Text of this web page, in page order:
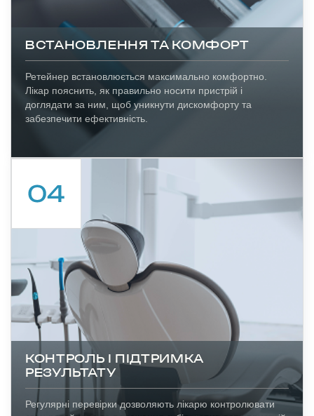
ВСТАНОВЛЕННЯ ТА КОМФОРТ
Ретейнер встановлюється максимально комфортно.
Лікар пояснить, як правильно носити пристрій і
доглядати за ним, щоб уникнути дискомфорту та
забезпечити ефективність.
КОНТРОЛЬ І ПІДТРИМКА
РЕЗУЛЬТАТУ
Регулярні перевірки дозволяють лікарю контролювати